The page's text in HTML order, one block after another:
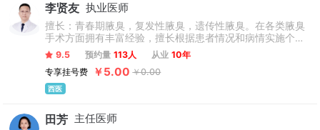
李贤友 执业医师
擅长：青春期腋臭，复发性腋臭，遗传性腋臭。在各类腋臭
手术方面拥有丰富经验，擅长根据患者情况和病情实施个性
化诊疗。
9.5 预约量 113人 从业 10年
专享挂号费
￥5.00 ￥0.00
西医
田芳 主任医师